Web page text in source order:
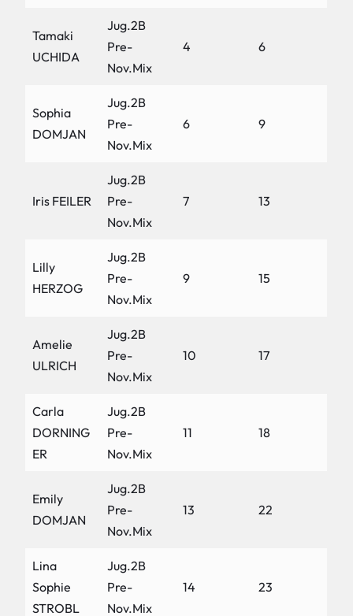
Tamaki
UCHIDA
Jug.2B
Pre-
Nov.Mix
4 6
Sophia
DOMJAN
Jug.2B
Pre-
Nov.Mix
6 9
Iris FEILER
Jug.2B
Pre-
Nov.Mix
7 13
Lilly
HERZOG
Jug.2B
Pre-
Nov.Mix
9 15
Amelie
ULRICH
Jug.2B
Pre-
Nov.Mix
10 17
Carla
DORNING
ER
Jug.2B
Pre-
Nov.Mix
11 18
Emily
DOMJAN
Jug.2B
Pre-
Nov.Mix
13 22
Lina
Sophie
STROBL
Jug.2B
Pre-
Nov.Mix
14 23